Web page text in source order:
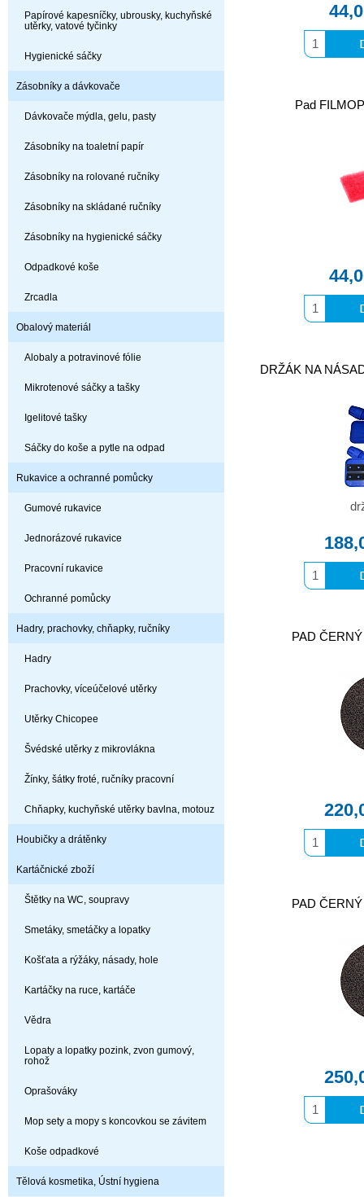
Papírové kapesníčky, ubrousky, kuchyňské
utěrky, vatové tyčinky
Hygienické sáčky
Zásobníky a dávkovače
Dávkovače mýdla, gelu, pasty
Zásobníky na toaletní papír
Zásobníky na rolované ručníky
Zásobníky na skládané ručníky
Zásobníky na hygienické sáčky
Odpadkové koše
Zrcadla
Obalový materiál
Alobaly a potravinové fólie
Mikrotenové sáčky a tašky
Igelitové tašky
Sáčky do koše a pytle na odpad
Rukavice a ochranné pomůcky
Gumové rukavice
Jednorázové rukavice
Pracovní rukavice
Ochranné pomůcky
Hadry, prachovky, chňapky, ručníky
Hadry
Prachovky, víceúčelové utěrky
Utěrky Chicopee
Švédské utěrky z mikrovlákna
Žínky, šátky froté, ručníky pracovní
Chňapky, kuchyňské utěrky bavlna, motouz
Houbičky a drátěnky
Kartáčnické zboží
Štětky na WC, soupravy
Smetáky, smetáčky a lopatky
Košťata a rýžáky, násady, hole
Kartáčky na ruce, kartáče
Vědra
Lopaty a lopatky pozink, zvon gumový,
rohož
Oprašováky
Mop sety a mopy s koncovkou se závitem
Koše odpadkové
Tělová kosmetika, Ústní hygiena
Pad
DRŽÁK NA
PAD
PAD